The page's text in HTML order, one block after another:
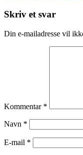
Skriv et svar
Din e-mailadresse vil
Kommentar *
Navn *
E-mail *